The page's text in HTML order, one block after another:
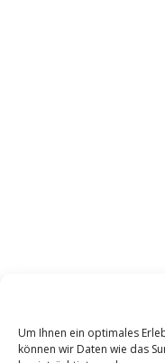
Um Ihnen ein optimales
können wir Daten wie das